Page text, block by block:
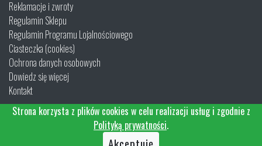
Reklamacje i zwroty
Regulamin Sklepu
Regulamin Programu Lojalnościowego
Ciasteczka (cookies)
Ochrona danych osobowych
Dowiedz się więcej
Kontakt
Strona korzysta z plików cookies w celu realizacji usług i zgodnie z
Polityką prywatności.